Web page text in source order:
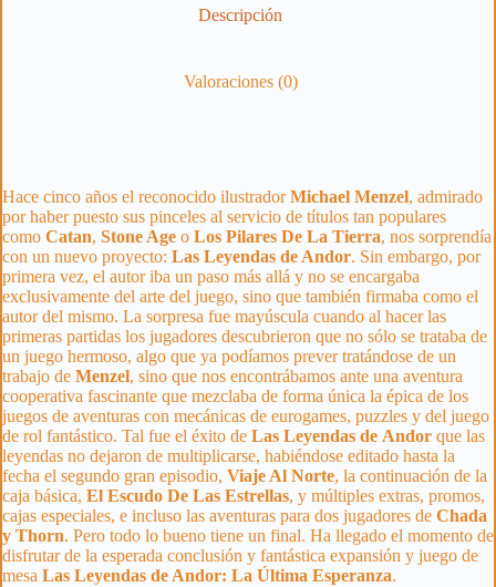
Descripción
Valoraciones (0)
Hace cinco años el reconocido ilustradorMichael Menzel, admirado
por haber puesto sus pinceles al servicio de títulos tan populares
como Catan, Stone Age o Los Pilares De La Tierra, nos sorprendía
con un nuevo proyecto: Las Leyendas de Andor. Sin embargo, por
primera vez, el autor iba un paso más allá y no se encargaba
exclusivamente del arte del juego, sino que también firmaba como el
autor del mismo. La sorpresa fue mayúscula cuando al hacer las
primeras partidas los jugadores descubrieron que no sólo se trataba de
un juego hermoso, algo que ya podíamos prever tratándose de un
trabajo de Menzel, sino que nos encontrábamos ante una aventura
cooperativa fascinante que mezclaba de forma única la épica de los
juegos de aventuras con mecánicas de eurogames, puzzles y del juego
de rol fantástico. Tal fue el éxito de Las Leyendas de Andor que las
leyendas no dejaron de multiplicarse, habiéndose editado hasta la
fecha el segundo gran episodio, Viaje Al Norte, la continuación de la
caja básica, El Escudo De Las Estrellas, y múltiples extras, promos,
cajas especiales, e incluso las aventuras para dos jugadores de Chada
y Thorn. Pero todo lo bueno tiene un final. Ha llegado el momento de
disfrutar de la esperada conclusión y fantástica expansión y juego de
mesa Las Leyendas de Andor: La Última Esperanza.